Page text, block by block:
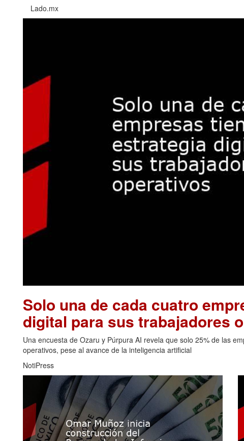
Lado.mx
Solo una de cada cuatro
digital para sus trabajadores
Una encuesta de Ozaru y Púrpura AI revela que solo 25% de las
operativos, pese al avance de la inteligencia artificial
NotiPress